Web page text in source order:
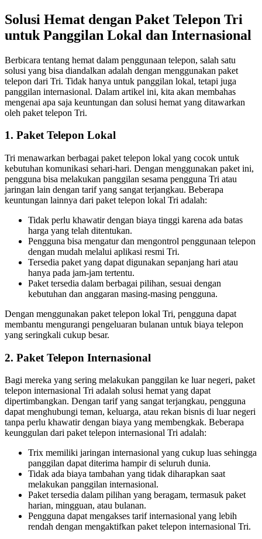
Solusi Hemat dengan Paket Telepon Tri
untuk Panggilan Lokal dan Internasional
Berbicara tentang hemat dalam penggunaan telepon, salah satu
solusi yang bisa diandalkan adalah dengan menggunakan paket
telepon dari Tri. Tidak hanya untuk panggilan lokal, tetapi juga
panggilan internasional. Dalam artikel ini, kita akan membahas
mengenai apa saja keuntungan dan solusi hemat yang ditawarkan
oleh paket telepon Tri.
1. Paket Telepon Lokal
Tri menawarkan berbagai paket telepon lokal yang cocok untuk
kebutuhan komunikasi sehari-hari. Dengan menggunakan paket ini,
pengguna bisa melakukan panggilan sesama pengguna Tri atau
jaringan lain dengan tarif yang sangat terjangkau. Beberapa
keuntungan lainnya dari paket telepon lokal Tri adalah:
Tidak perlu khawatir dengan biaya tinggi karena ada batas
harga yang telah ditentukan.
Pengguna bisa mengatur dan mengontrol penggunaan telepon
dengan mudah melalui aplikasi resmi Tri.
Tersedia paket yang dapat digunakan sepanjang hari atau
hanya pada jam-jam tertentu.
Paket tersedia dalam berbagai pilihan, sesuai dengan
kebutuhan dan anggaran masing-masing pengguna.
Dengan menggunakan paket telepon lokal Tri, pengguna dapat
membantu mengurangi pengeluaran bulanan untuk biaya telepon
yang seringkali cukup besar.
2. Paket Telepon Internasional
Bagi mereka yang sering melakukan panggilan ke luar negeri, paket
telepon internasional Tri adalah solusi hemat yang dapat
dipertimbangkan. Dengan tarif yang sangat terjangkau, pengguna
dapat menghubungi teman, keluarga, atau rekan bisnis di luar negeri
tanpa perlu khawatir dengan biaya yang membengkak. Beberapa
keunggulan dari paket telepon internasional Tri adalah:
Trix memiliki jaringan internasional yang cukup luas sehingga
panggilan dapat diterima hampir di seluruh dunia.
Tidak ada biaya tambahan yang tidak diharapkan saat
melakukan panggilan internasional.
Paket tersedia dalam pilihan yang beragam, termasuk paket
harian, mingguan, atau bulanan.
Pengguna dapat mengakses tarif internasional yang lebih
rendah dengan mengaktifkan paket telepon internasional Tri.